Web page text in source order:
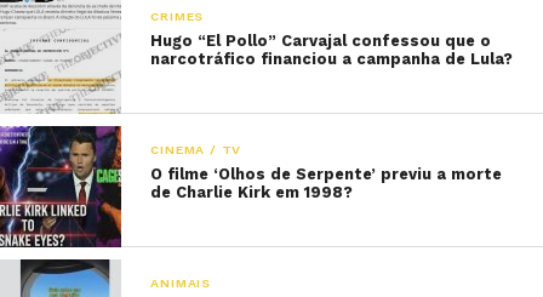
CRIMES
Hugo “El Pollo” Carvajal confessou que o
narcotráfico financiou a campanha de Lula?
CINEMA / TV
O filme ‘Olhos de Serpente’ previu a morte
de Charlie Kirk em 1998?
ANIMAIS